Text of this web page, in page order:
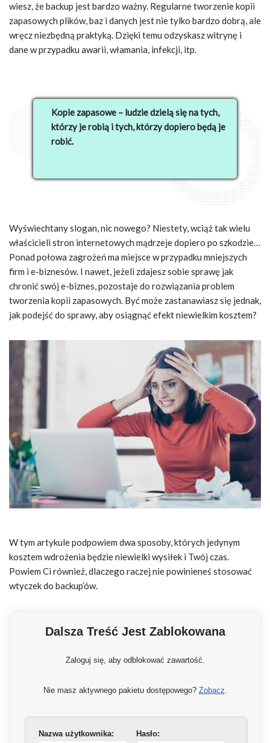
wiesz, że backup jest bardzo ważny. Regularne tworzenie kopii
zapasowych plików, baz i danych jest nie tylko bardzo dobrą, ale
wręcz niezbędną praktyką. Dzięki temu odzyskasz witrynę i
dane w przypadku awarii, włamania, infekcji, itp.
Kopie zapasowe – ludzie dzielą się na tych,
którzy je robią i tych, którzy dopiero będą je
robić.
Wyświechtany slogan, nic nowego? Niestety, wciąż tak wielu
właścicieli stron internetowych mądrzeje dopiero po szkodzie…
Ponad połowa zagrożeń ma miejsce w przypadku mniejszych
firm i e-biznesów. I nawet, jeżeli zdajesz sobie sprawę jak
chronić swój e-biznes, pozostaje do rozwiązania problem
tworzenia kopii zapasowych. Być może zastanawiasz się jednak,
jak podejść do sprawy, aby osiągnąć efekt niewielkim kosztem?
W tym artykule podpowiem dwa sposoby, których jedynym
kosztem wdrożenia będzie niewielki wysiłek i Twój czas.
Powiem Ci również, dlaczego raczej nie powinieneś stosować
wtyczek do backup’ów.
Dalsza Treść Jest Zablokowana
Zaloguj się, aby odblokować zawartość.
Nie masz aktywnego pakietu dostępowego? Zobacz.
Nazwa użytkownika: Hasło: